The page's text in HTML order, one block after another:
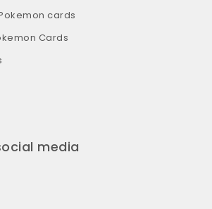
cards
Cards
media